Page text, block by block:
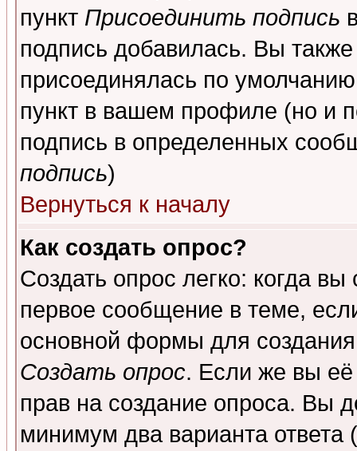
пункт Присоединить подпись
подпись добавилась. Вы
присоединялась по
пункт в вашем профиле (но и
подпись в определенных
подпись)
Вернуться к началу
Как создать опрос?
Создать опрос легко: когда
первое сообщение в теме,
основной формы для
Создать опрос. Если же вы её
прав на создание опроса. Вы
минимум два варианта ответа